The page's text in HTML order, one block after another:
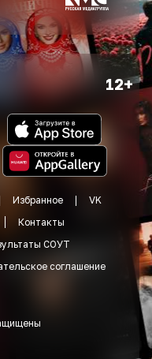
12+
Избранное
VK
Контакты
СОУТ
соглашение